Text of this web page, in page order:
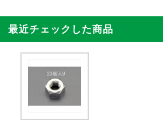
最近チェックした商品